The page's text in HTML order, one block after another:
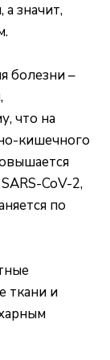
значит,
болезни –
что на
кишечного
CoV-2,
по
ткани и